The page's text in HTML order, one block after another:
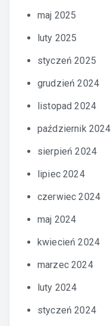
maj 2025
luty 2025
styczeń 2025
grudzień 2024
listopad 2024
październik 2024
sierpień 2024
lipiec 2024
czerwiec 2024
maj 2024
kwiecień 2024
marzec 2024
luty 2024
styczeń 2024